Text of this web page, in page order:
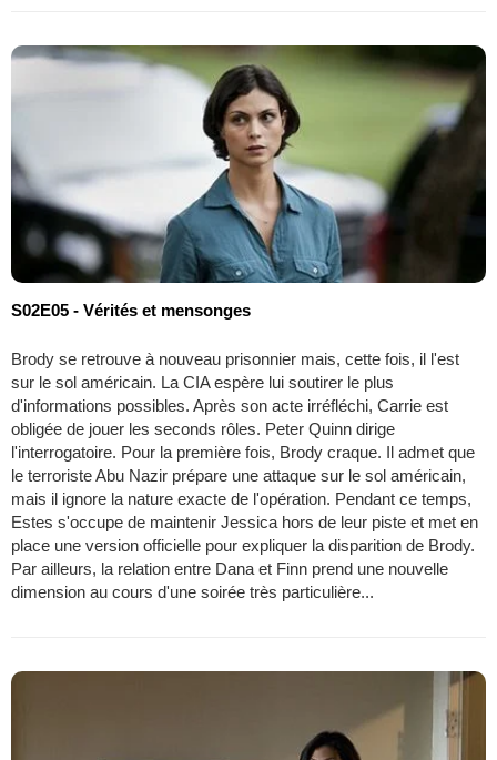
S02E05 - Vérités et mensonges
Brody se retrouve à nouveau prisonnier mais, cette fois, il l'est
sur le sol américain. La CIA espère lui soutirer le plus
d'informations possibles. Après son acte irréfléchi, Carrie est
obligée de jouer les seconds rôles. Peter Quinn dirige
l'interrogatoire. Pour la première fois, Brody craque. Il admet que
le terroriste Abu Nazir prépare une attaque sur le sol américain,
mais il ignore la nature exacte de l'opération. Pendant ce temps,
Estes s'occupe de maintenir Jessica hors de leur piste et met en
place une version officielle pour expliquer la disparition de Brody.
Par ailleurs, la relation entre Dana et Finn prend une nouvelle
dimension au cours d'une soirée très particulière...